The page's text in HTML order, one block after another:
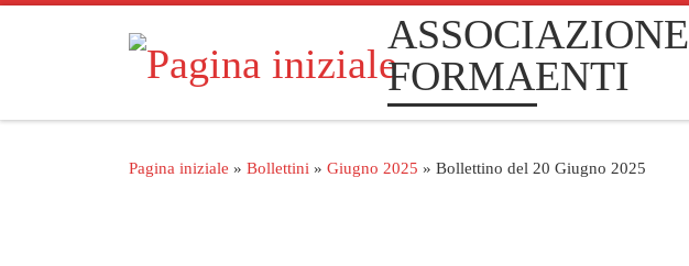
Passa al contenuto
ASSOCIAZIONE
FORMAENTI
Pagina iniziale » Bollettini » Giugno 2025 » Bollettino del 20 Giugno 2025